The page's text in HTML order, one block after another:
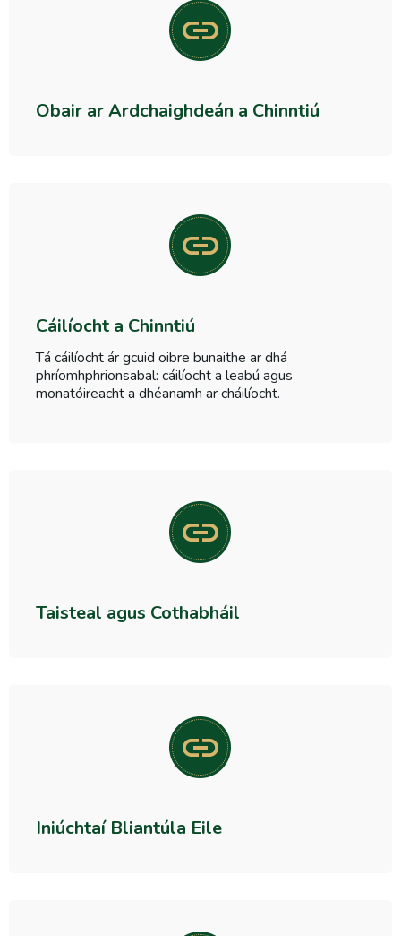
Obair ar Ardchaighdeán a Chinntiú
Cáilíocht a Chinntiú
Tá cáilíocht ár gcuid oibre bunaithe ar dhá
phríomhphrionsabal: cáilíocht a leabú agus
monatóireacht a dhéanamh ar cháilíocht.
Taisteal agus Cothabháil
Iniúchtaí Bliantúla Eile